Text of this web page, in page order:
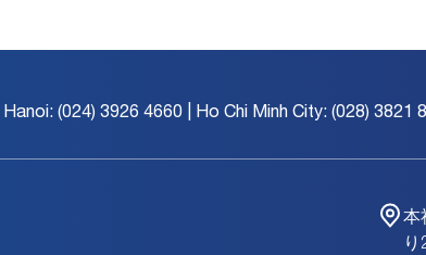
Hanoi: (024) 3926 4660 | Ho Chi Minh City: (028) 3821
本